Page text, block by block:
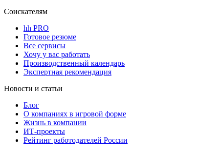
Соискателям
hh PRO
Готовое резюме
Все сервисы
Хочу у вас работать
Производственный календарь
Экспертная рекомендация
Новости и статьи
Блог
О компаниях в игровой форме
Жизнь в компании
ИТ-проекты
Рейтинг работодателей России